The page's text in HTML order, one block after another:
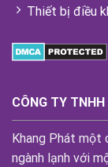
Thiết bị điều
CÔNG TY
Khang Phát
ngành lạnh với